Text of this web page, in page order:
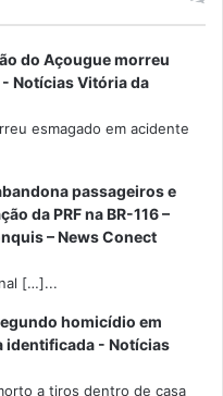
do Açougue morreu
Notícias Vitória da
esmagado em acidente
passageiros e
da PRF na BR-116 –
– News Conect
[…]...
homicídio em
identificada - Notícias
a tiros dentro de casa